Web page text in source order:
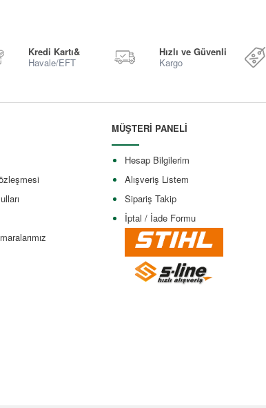
Kredi Kartı&
Havale/EFT
Hızlı ve Güvenli
Kargo
MÜŞTERİ PANELİ
Hesap Bilgilerim
Alışveriş Listem
Sipariş Takip
İptal / İade Formu